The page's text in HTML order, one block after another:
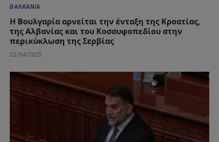
ΒΑΛΚΆΝΙΑ
Η Βουλγαρία αρνείται την ένταξη της Κροατίας,
της Αλβανίας και του Κοσσυφοπεδίου στην
περικύκλωση της Σερβίας
22/04/2025